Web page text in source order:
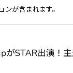
が含まれます。
がSTAR出演！